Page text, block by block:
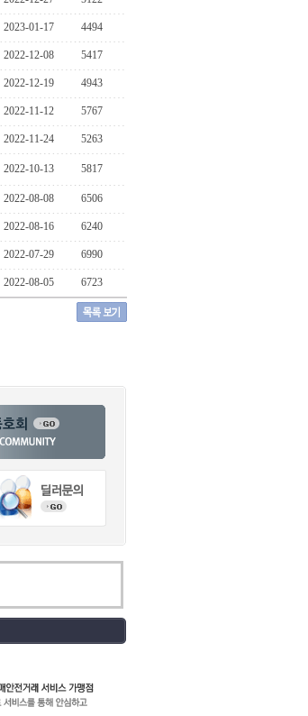
2023-01-17 4494
2022-12-08 5417
2022-12-19 4943
2022-11-12 5767
2022-11-24 5263
2022-10-13 5817
2022-08-08 6506
2022-08-16 6240
2022-07-29 6990
2022-08-05 6723